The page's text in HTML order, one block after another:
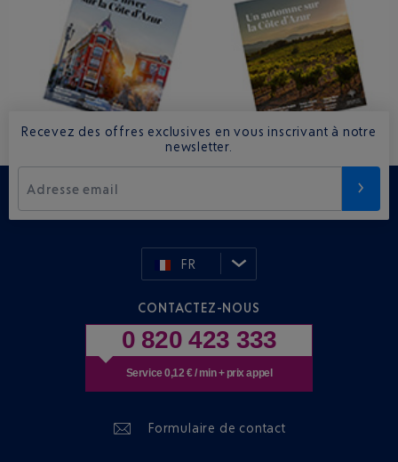
Recevez des offres exclusives en vous inscrivant à notre
newsletter.
Adresse email
FR
CONTACTEZ-NOUS
0 820 423 333
Service 0,12 € / min + prix appel
Formulaire de contact